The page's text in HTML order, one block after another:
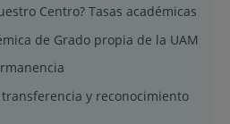
Centro? Tasas académicas
de Grado propia de la UAM
y reconocimiento